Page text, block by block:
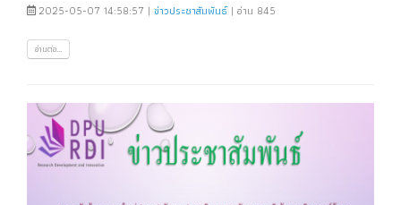
2025-05-07 14:58:57 | ข่าวประชาสัมพันธ์| อ่าน 845
อ่านต่อ...